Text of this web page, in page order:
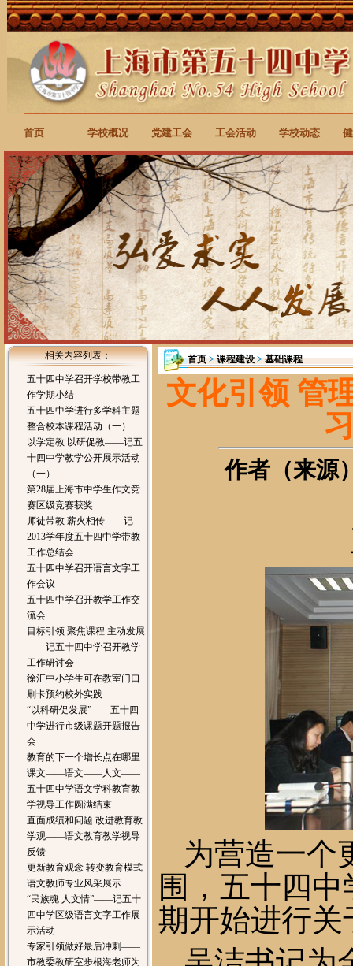
首页 学校概况 党建工会 工会活动 学校动态
相关内容列表：
五十四中学召开学校带教工
作学期小结
五十四中学进行多学科主题
整合校本课程活动（一）
以学定教 以研促教——记五
十四中学教学公开展示活动
（一）
第28届上海市中学生作文竞
赛区级竞赛获奖
师徒带教 薪火相传——记
2013学年度五十四中学带教
工作总结会
五十四中学召开语言文字工
作会议
五十四中学召开教学工作交
流会
目标引领 聚焦课程 主动发展
——记五十四中学召开教学
工作研讨会
徐汇中小学生可在教室门口
刷卡预约校外实践
“以科研促发展”——五十四
中学进行市级课题开题报告
会
教育的下一个增长点在哪里
课文——语文——人文——
五十四中学语文学科教育教
学视导工作圆满结束
直面成绩和问题 改进教育教
学观——语文教育教学视导
反馈
更新教育观念 转变教育模式
语文教师专业风采展示
“民族魂 人文情”——记五十
四中学区级语言文字工作展
示活动
专家引领做好最后冲刺——
市教委教研室步根海老师为
首页>课程建设>基础课程
文化引领 管
作者（来源
为营造一个
围，五十四
期开始进行关